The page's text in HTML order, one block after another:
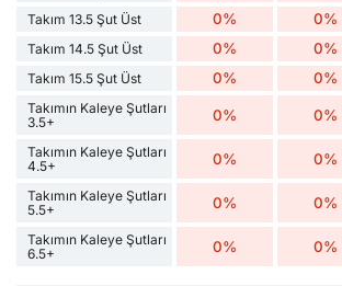
Takım 13.5 Şut Üst 0% 0%
Takım 14.5 Şut Üst 0% 0%
Takım 15.5 Şut Üst 0% 0%
Takımın Kaleye Şutları
3.5+
0% 0%
Takımın Kaleye Şutları
4.5+
0% 0%
Takımın Kaleye Şutları
5.5+
0% 0%
Takımın Kaleye Şutları
6.5+
0% 0%